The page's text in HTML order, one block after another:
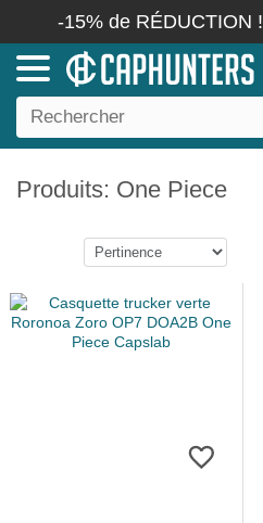
-15% de RÉDUCTION !
Produits: One Piece